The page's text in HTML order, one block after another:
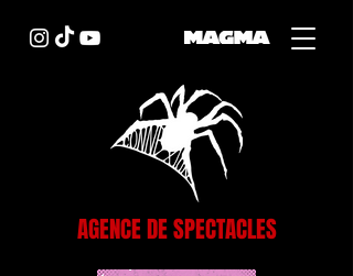
AGENCE DE SPECTACLES